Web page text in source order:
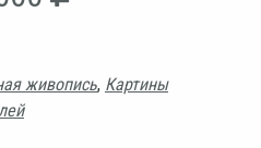
живопись, Картины